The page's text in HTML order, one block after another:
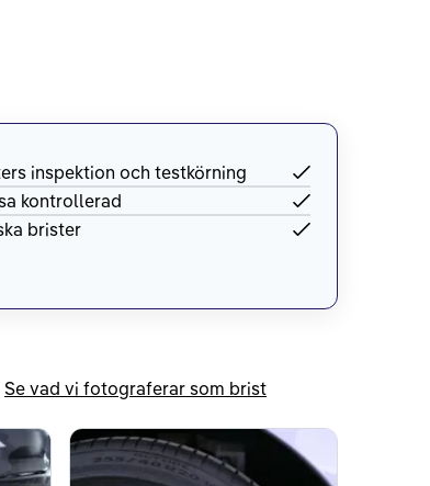
inspektion och testkörning
kontrollerad
brister
Se vad vi fotograferar som brist